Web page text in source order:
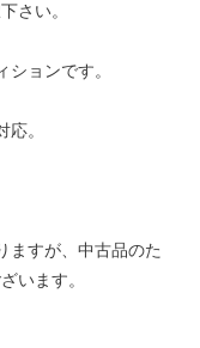
さい。
ョンです。
。
ますが、中古品のた
います。